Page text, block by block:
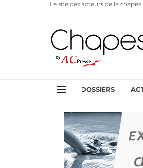
Le site des acteurs de la chapes
DOSSIERS